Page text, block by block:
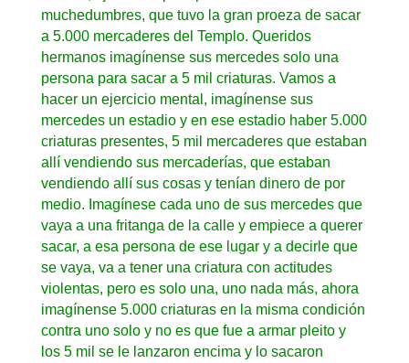
muchedumbres, que tuvo la gran proeza de sacar
a 5.000 mercaderes del Templo. Queridos
hermanos imagínense sus mercedes solo una
persona para sacar a 5 mil criaturas. Vamos a
hacer un ejercicio mental, imagínense sus
mercedes un estadio y en ese estadio haber 5.000
criaturas presentes, 5 mil mercaderes que estaban
allí vendiendo sus mercaderías, que estaban
vendiendo allí sus cosas y tenían dinero de por
medio. Imagínese cada uno de sus mercedes que
vaya a una fritanga de la calle y empiece a querer
sacar, a esa persona de ese lugar y a decirle que
se vaya, va a tener una criatura con actitudes
violentas, pero es solo una, uno nada más, ahora
imagínense 5.000 criaturas en la misma condición
contra uno solo y no es que fue a armar pleito y
los 5 mil se le lanzaron encima y lo sacaron